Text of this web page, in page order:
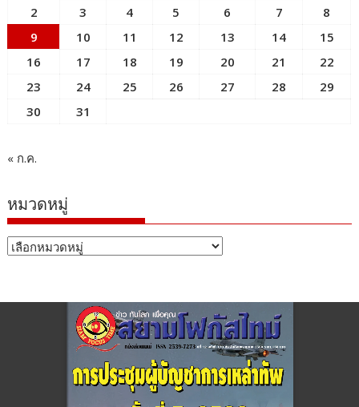
2
3 4 5 6 7
8
9
10 11 12 13 14
15
16
17 18 19 20 21
22
23
24 25 26 27 28
29
30
31
« ก.ค.
หมวดหมู่
หมวด